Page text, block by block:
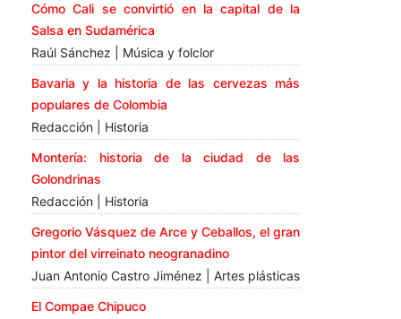
Cómo Cali se convirtió en la capital de la
Salsa en Sudamérica
Raúl Sánchez | Música y folclor
Bavaria y la historia de las cervezas más
populares de Colombia
Redacción | Historia
Montería: historia de la ciudad de las
Golondrinas
Redacción | Historia
Gregorio Vásquez de Arce y Ceballos, el gran
pintor del virreinato neogranadino
Juan Antonio Castro Jiménez | Artes plásticas
El Compae Chipuco